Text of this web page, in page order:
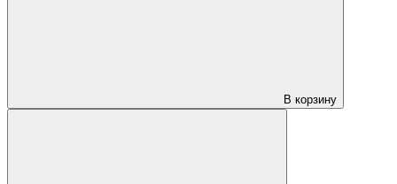
В корзину